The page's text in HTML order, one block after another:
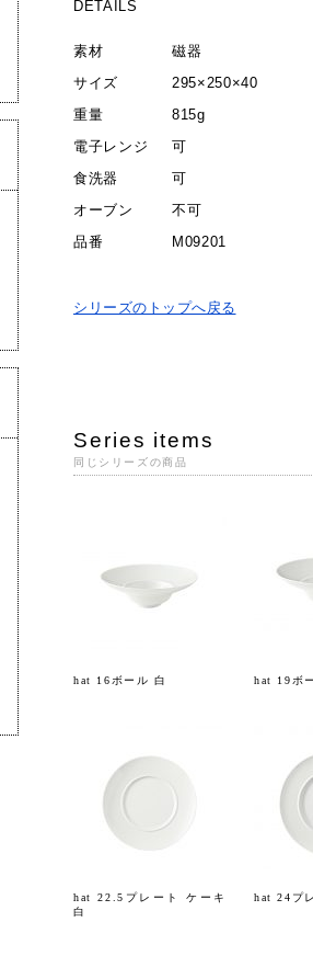
DETAILS
素材
磁器
サイズ
295×250×40
重量
815g
電子レンジ
可
食洗器
可
オーブン
不可
品番
M09201
シリーズのトップへ戻る
Series items
同じシリーズの商品
hat 16ボール 白 hat 19ボ
hat 22.5プレート ケーキ
白
hat 24プ